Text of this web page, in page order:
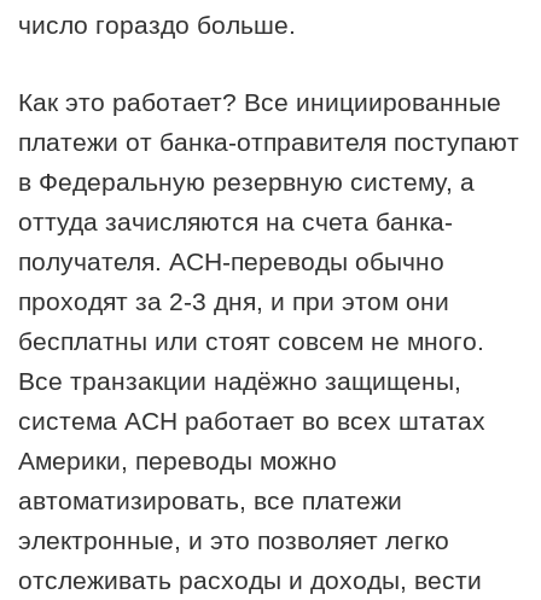
число гораздо больше.
Как это работает? Все инициированные
платежи от банка-отправителя поступают
в Федеральную резервную систему, а
оттуда зачисляются на счета банка-
получателя. АСН-переводы обычно
проходят за 2-3 дня, и при этом они
бесплатны или стоят совсем не много.
Все транзакции надёжно защищены,
система АСН работает во всех штатах
Америки, переводы можно
автоматизировать, все платежи
электронные, и это позволяет легко
отслеживать расходы и доходы, вести